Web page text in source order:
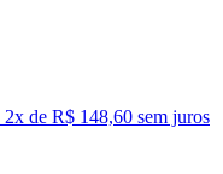
2x de R$ 148,60 sem juros